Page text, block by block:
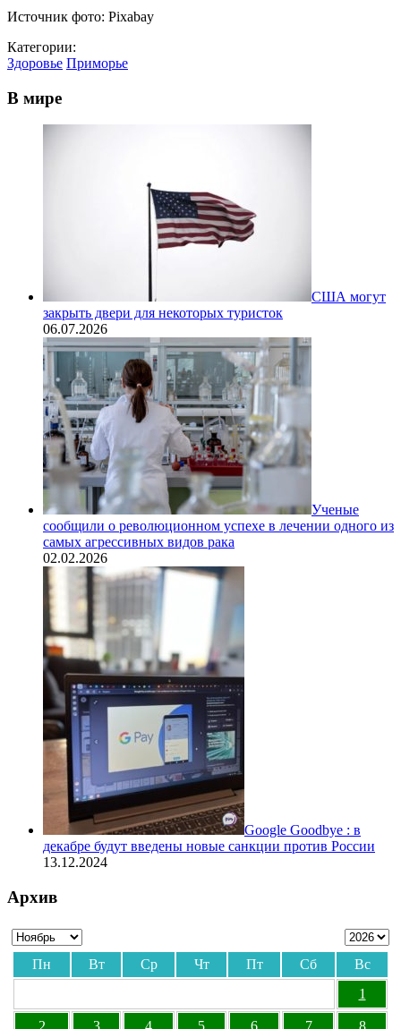
Источник фото: Pixabay
Категории:
Здоровье Приморье
В мире
США могут
закрыть двери для некоторых туристок
06.07.2026
Ученые
сообщили о революционном успехе в лечении одного из
самых агрессивных видов рака
02.02.2026
Google Goodbye : в
декабре будут введены новые санкции против России
13.12.2024
Архив
Пн Вт Ср Чт Пт Сб
Вс
1
2 3 4 5 6 7 8